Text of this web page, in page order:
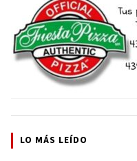
LO MÁS LEÍDO